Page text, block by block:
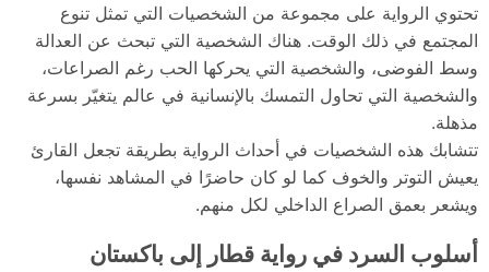
تحتوي الرواية على مجموعة من الشخصيات التي تمثل تنوع
المجتمع في ذلك الوقت. هناك الشخصية التي تبحث عن العدالة
وسط الفوضى، والشخصية التي يحركها الحب رغم الصراعات،
والشخصية التي تحاول التمسك بالإنسانية في عالم يتغيّر بسرعة
مذهلة.
تتشابك هذه الشخصيات في أحداث الرواية بطريقة تجعل القارئ
يعيش التوتر والخوف كما لو كان حاضرًا في المشاهد نفسها،
ويشعر بعمق الصراع الداخلي لكل منهم.
أسلوب السرد في رواية قطار إلى باكستان